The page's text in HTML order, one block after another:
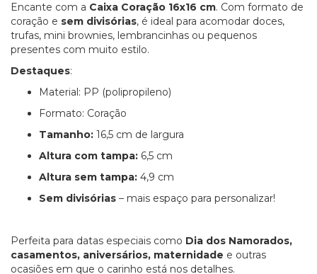
Encante com a Caixa Coração 16x16 cm. Com formato de
coração e sem divisórias, é ideal para acomodar doces,
trufas, mini brownies, lembrancinhas ou pequenos
presentes com muito estilo.
Destaques:
Material: PP (polipropileno)
Formato: Coração
Tamanho: 16,5 cm de largura
Altura com tampa: 6,5 cm
Altura sem tampa: 4,9 cm
Sem divisórias – mais espaço para personalizar!
Perfeita para datas especiais como Dia dos Namorados,
casamentos, aniversários, maternidade e outras
ocasiões em que o carinho está nos detalhes.